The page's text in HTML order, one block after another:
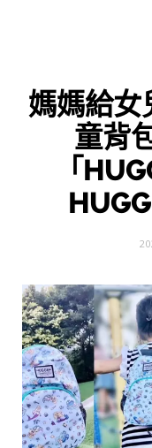
媽媽給女
童背
「